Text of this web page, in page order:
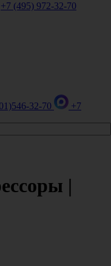
+7 (495) 972-32-70
546-32-70
+7
|